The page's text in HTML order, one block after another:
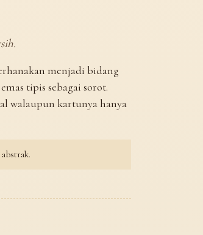
menjadi bidang
tipis sebagai sorot.
walaupun kartunya hanya